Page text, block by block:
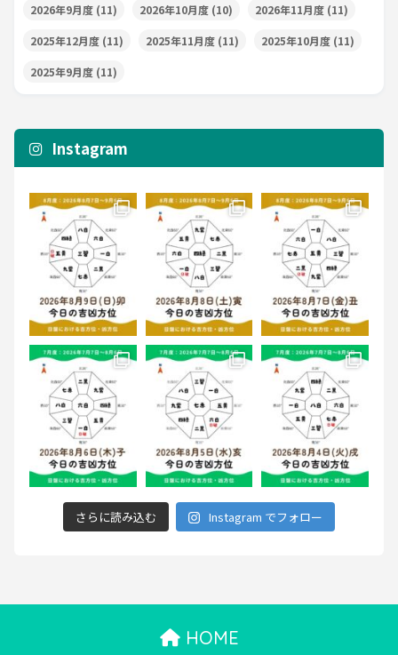
2026年9月度 (11) 2026年10月度 (10) 2026年11月度 (11)
2025年12月度 (11) 2025年11月度 (11) 2025年10月度 (11)
2025年9月度 (11)
Instagram
さらに読み込む Instagram でフォロー
HOME